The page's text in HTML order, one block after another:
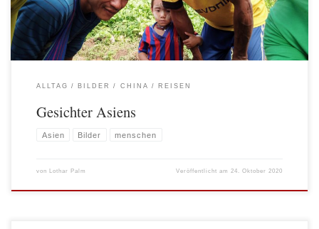
ALLTAG BILDER CHINA REISEN
Gesichter Asiens
Asien Bilder menschen
von Lothar Palm Veröffentlicht am 24. Oktober 2020